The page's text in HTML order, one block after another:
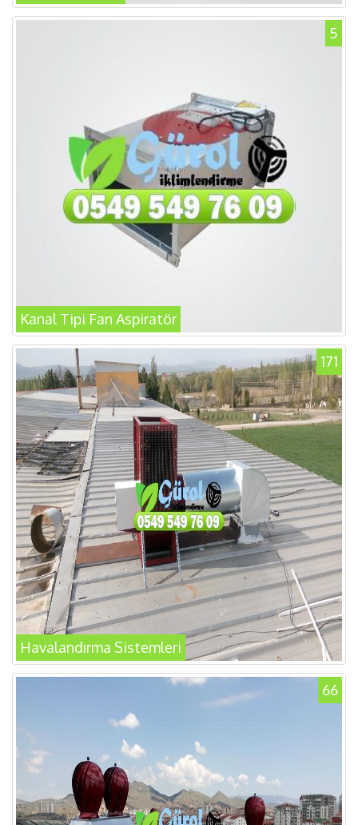
5
Kanal Tipi Fan Aspiratör
171
Havalandırma Sistemleri
66